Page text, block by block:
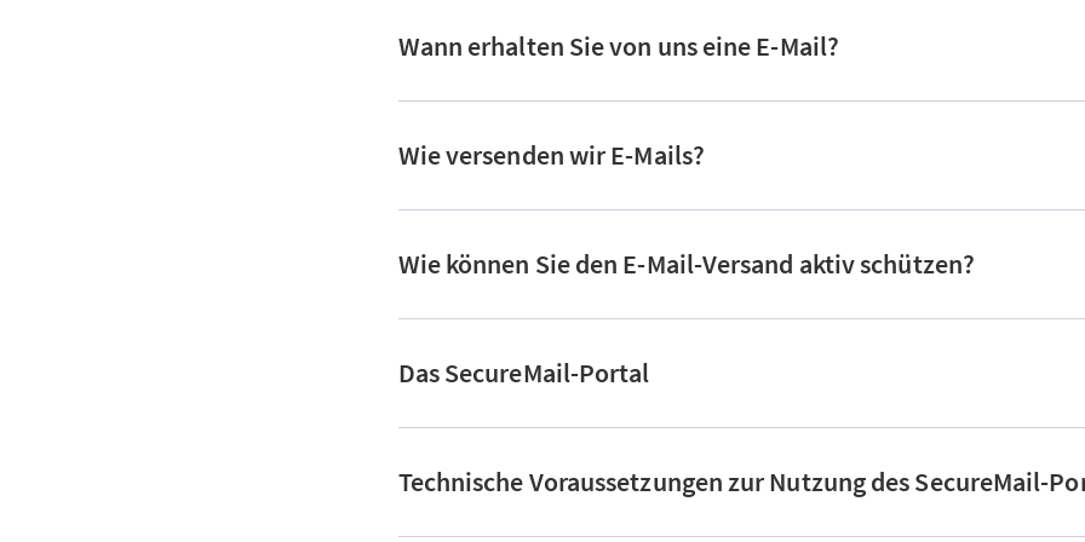
Wann erhalten Sie von uns eine E-Mail?
Wie versenden wir E-Mails?
Wie können Sie den E-Mail-Versand aktiv schützen?
Das SecureMail-Portal
Technische Voraussetzungen zur Nutzung des SecureMail-